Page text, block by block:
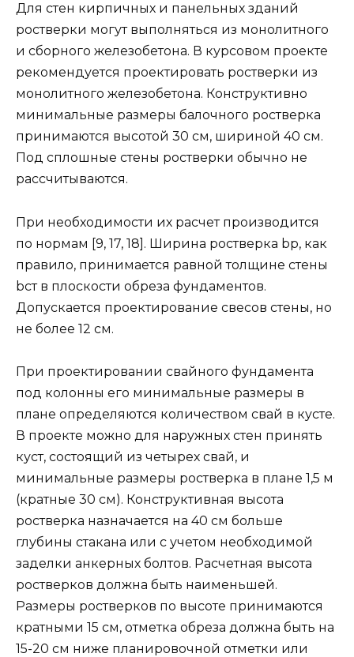
Для стен кирпичных и панельных зданий
ростверки могут выполняться из монолитного
и сборного железобетона. В курсовом проекте
рекомендуется проектировать ростверки из
монолитного железобетона. Конструктивно
минимальные размеры балочного ростверка
принимаются высотой 30 см, шириной 40 см.
Под сплошные стены ростверки обычно не
рассчитываются.
При необходимости их расчет производится
по нормам [9, 17, 18]. Ширина ростверка bр, как
правило, принимается равной толщине стены
bст в плоскости обреза фундаментов.
Допускается проектирование свесов стены, но
не более 12 см.
При проектировании свайного фундамента
под колонны его минимальные размеры в
плане определяются количеством свай в кусте.
В проекте можно для наружных стен принять
куст, состоящий из четырех свай, и
минимальные размеры ростверка в плане 1,5 м
(кратные 30 см). Конструктивная высота
ростверка назначается на 40 см больше
глубины стакана или с учетом необходимой
заделки анкерных болтов. Расчетная высота
ростверков должна быть наименьшей.
Размеры ростверков по высоте принимаются
кратными 15 см, отметка обреза должна быть на
15-20 см ниже планировочной отметки или